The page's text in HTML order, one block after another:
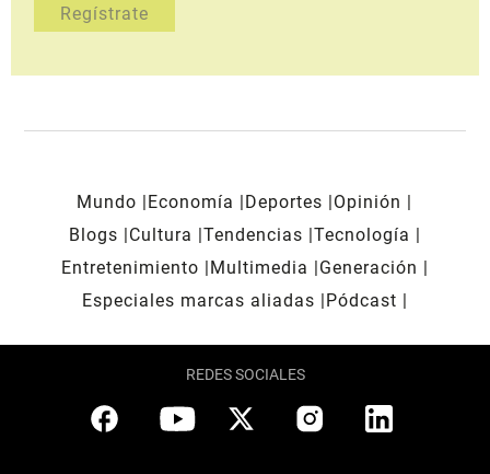
Mundo Economía Deportes
Opinión
Blogs
Cultura Tendencias Tecnología
Entretenimiento
Multimedia
Generación
Especiales marcas aliadas
Pódcast
REDES SOCIALES